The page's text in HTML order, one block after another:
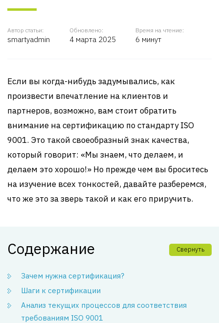
Автор статьи:
smartyadmin
Обновлено:
4 марта 2025
Время на чтение:
6 минут
Если вы когда-нибудь задумывались, как
произвести впечатление на клиентов и
партнеров, возможно, вам стоит обратить
внимание на сертификацию по стандарту ISO
9001. Это такой своеобразный знак качества,
который говорит: «Мы знаем, что делаем, и
делаем это хорошо!» Но прежде чем вы броситесь
на изучение всех тонкостей, давайте разберемся,
что же это за зверь такой и как его приручить.
Содержание Свернуть
Зачем нужна сертификация?
Шаги к сертификации
Анализ текущих процессов для соответствия
требованиям ISO 9001